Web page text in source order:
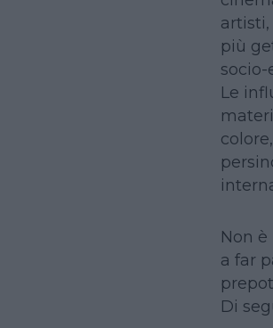
più
socio-
Le
Non
a far
Di